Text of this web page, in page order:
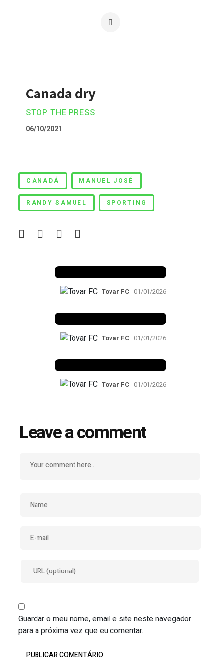
Canada dry
STOP THE PRESS
06/10/2021
Canada dry
CANADÁ MANUEL JOSÉ
RANDY SAMUEL SPORTING
Tovar FC 01/01/2026
Tovar FC 01/01/2026
Tovar FC 01/01/2026
Leave a comment
Guardar o meu nome, email e site neste navegador
para a próxima vez que eu comentar.